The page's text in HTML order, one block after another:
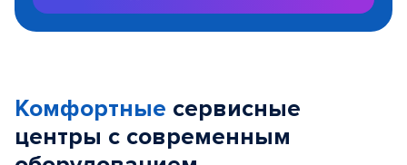
Комфортные сервисные
центры с современным